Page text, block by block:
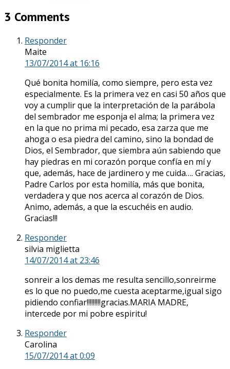
3 Comments
Responder
Maite
13/07/2014at 16:16
Qué bonita homilía, como siempre, pero esta vez
especialmente. Es la primera vez en casi 50 años que
voy a cumplir que la interpretación de la parábola
del sembrador me esponja el alma; la primera vez
en la que no prima mi pecado, esa zarza que me
ahoga o esa piedra del camino, sino la bondad de
Dios, el Sembrador, que siembra aún sabiendo que
hay piedras en mi corazón porque confía en mí y
que, además, hace de jardinero y me cuida…. Gracias,
Padre Carlos por esta homilía, más que bonita,
verdadera y que nos acerca al corazón de Dios.
Animo, además, a que la escuchéis en audio.
Gracias!!!
Responder
silvia miglietta
14/07/2014at 23:46
sonreir a los demas me resulta sencillo,sonreirme
es lo que no puedo,me cuesta aceptarme,igual sigo
pidiendo confiar!!!!!!!!!gracias.MARIA MADRE,
intercede por mi pobre espiritu!
Responder
Carolina
15/07/2014at 0:09